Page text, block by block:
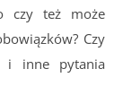
czy też może
Czy
i inne pytania